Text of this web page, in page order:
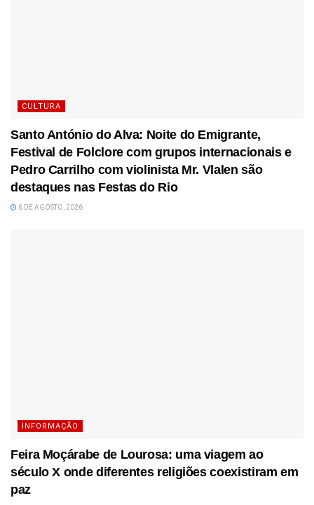
CULTURA
Santo António do Alva: Noite do Emigrante,
Festival de Folclore com grupos internacionais e
Pedro Carrilho com violinista Mr. Vlalen são
destaques nas Festas do Rio
6 DE AGOSTO, 2026
INFORMAÇÃO
Feira Moçárabe de Lourosa: uma viagem ao
século X onde diferentes religiões coexistiram em
paz